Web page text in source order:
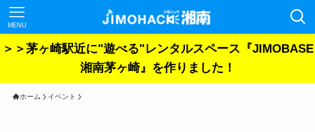
MENU
＞＞茅ヶ崎駅近に"遊べる"レンタルスペース『JIMOBASE
湘南茅ヶ崎』を作りました！
ホーム イベント